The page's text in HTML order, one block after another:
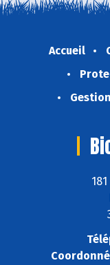
Accueil